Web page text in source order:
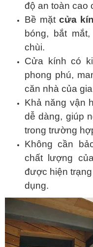
độ an toàn cao
Bề mặtcửa
bóng, bắt
chùi.
Cửa kính có
phong phú,
căn nhà của
Khả năng vận
dễ dàng, giúp
trong trường
Không cần
chất lượng
được hiện
dụng.